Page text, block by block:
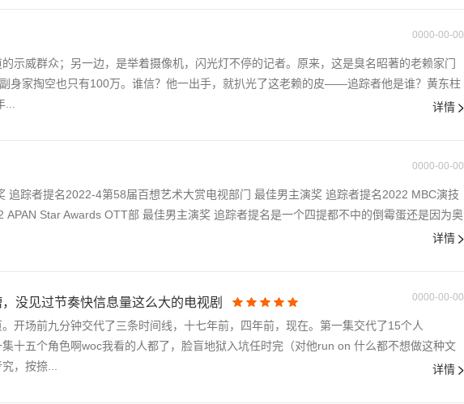
0000-00-00
示威群众；另一边，是举着摄像机，闪光灯不停的记者。原来，这是臭名昭著的老赖家门
身家掏空也只有100万。谁信？他一出手，就扒光了这老赖的皮——追踪者他是谁？黄东柱
详情
0000-00-00
追踪者提名2022-4第58届百想艺术大赏电视部门 最佳男主演奖 追踪者提名2022 MBC演技
Star Awards OTT部 最佳男主演奖 追踪者提名是一个四提都不中的倒霉蛋还是因为奥
详情
没见过节奏快信息量这么大的电视剧 0000-00-00
开场前九分钟交代了三条时间线，十七年前，四年前，现在。第一集交代了15个人
十五个角色啊woc我看的人都了，脸盲地狱入坑任时完（对他run on 什么都不想做这种文
，按捺...
详情